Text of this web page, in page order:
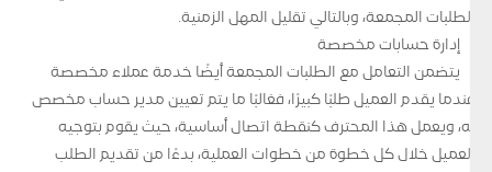
الطلبات المجمعة، وبالتالي تقليل المهل الزمنية.
إدارة حسابات مخصصة
يتضمن التعامل مع الطلبات المجمعة أيضًا خدمة عملاء مخصصة
عندما يقدم العميل طلبًا كبيرًا، فغالبًا ما يتم تعيين مدير حساب مخصص
له، ويعمل هذا المحترف كنقطة اتصال أساسية، حيث يقوم بتوجيه
العميل خلال كل خطوة من خطوات العملية، بدءًا من تقديم الطلب